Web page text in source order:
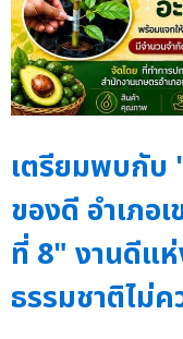
เตรียมพบกับ
ของดี อำเภอ
ที่ 8" งานดีแ
ธรรมชาติไม่